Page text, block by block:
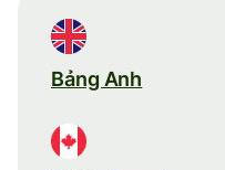
Bảng Anh